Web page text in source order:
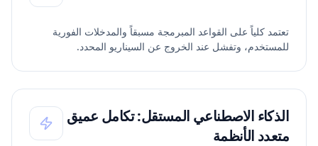
تعتمد كلياً على القواعد المبرمجة مسبقاً والمدخلات الفورية
للمستخدم، وتفشل عند الخروج عن السيناريو المحدد.
الذكاء الاصطناعي المستقل: تكامل عميق
متعدد الأنظمة